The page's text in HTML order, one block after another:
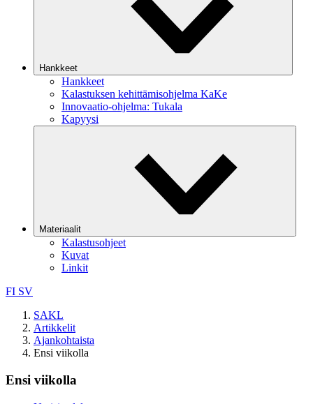
Hankkeet
Hankkeet
Kalastuksen kehittämisohjelma KaKe
Innovaatio-ohjelma: Tukala
Kapyysi
Materiaalit
Kalastusohjeet
Kuvat
Linkit
FI SV
SAKL
Artikkelit
Ajankohtaista
Ensi viikolla
Ensi viikolla